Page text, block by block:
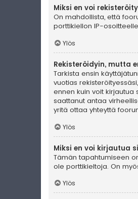
Miksi en voi
On mahdollista, että
porttikiellon IP-
Ylös
Rekisteröidyin, mutta
Tarkista ensin
vuotias
ennen kuin voit
saattanut antaa
yritä ottaa yhteyttä
Ylös
Miksi en voi kirjautua
Tämän tapahtumiseen
ole porttikieltoja. On
Ylös